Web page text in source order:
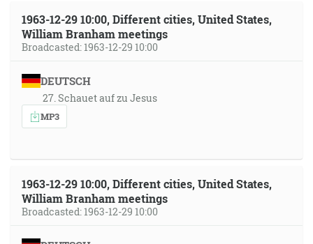
1963-12-29 10:00, Different cities, United States,
William Branham meetings
Broadcasted: 1963-12-29 10:00
DEUTSCH
27. Schauet auf zu Jesus
MP3
1963-12-29 10:00, Different cities, United States,
William Branham meetings
Broadcasted: 1963-12-29 10:00